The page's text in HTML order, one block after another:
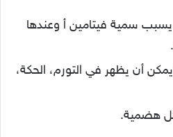
يسبب سمية فيتامين أ وعندها
أن يظهر في التورم، الحكة،
هضمية.